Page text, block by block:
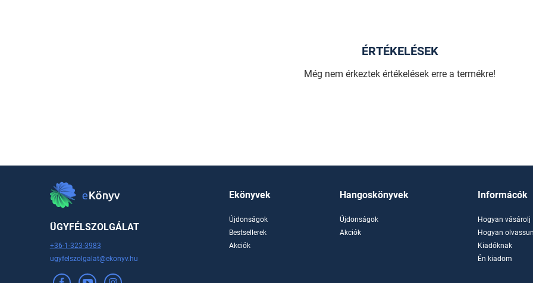
ÉRTÉKELÉSEK
Még nem érkeztek értékelések erre a termékre!
ÜGYFÉLSZOLGÁLAT
+36-1-323-3983
ugyfelszolgalat@ekonyv.hu
Ekönyvek
Újdonságok
Bestsellerek
Akciók
Hangoskönyvek
Újdonságok
Akciók
Informácók
Hogyan vásárolj
Hogyan
Kiadóknak
Én kiadom